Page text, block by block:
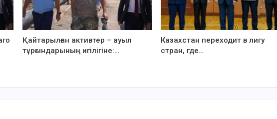
Қайтарылған активтер – ауыл
тұрғындарының игілігіне:…
Казахстан переходит в лигу
стран, где…